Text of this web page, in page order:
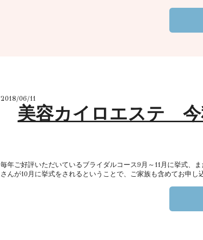
2018/06/11
美容カイロエステ 今
毎年ご好評いただいているブライダルコース9月～11月に挙式、
さんが10月に挙式をされるということで、ご家族も含めてお申